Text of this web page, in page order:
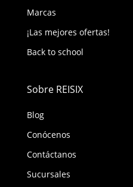
Marcas
¡Las mejores ofertas!
Back to school
Sobre REISIX
Blog
Conócenos
Contáctanos
Sucursales